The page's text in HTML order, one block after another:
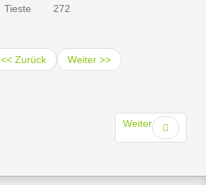
Tieste 272
<< Zurück Weiter >>
Weiter